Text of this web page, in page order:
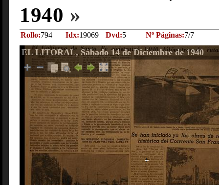
1940 »
Rollo:794 Idx:19069 Dvd:5 Nº Páginas:7/7
EL LITORAL, Sábado 14 de Diciembre de 1940